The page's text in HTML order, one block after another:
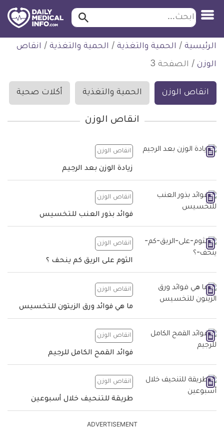
التخطي
للمحتوى
طبية
ابحث ابحث…
الرئيسية / الحمية والتغذية / الحمية والتغذية / انقاص
الوزن / الصفحة 3
انقاص الوزن الحمية والتغذية أكلات صحية
انقاص الوزن
انقاص الوزن
زيادة الوزن بعد الرجيم
انقاص الوزن
فوائد بذور العنب للتخسيس
انقاص الوزن
الثوم على الريق كم ينحف ؟
انقاص الوزن
ما هي فوائد ورق الزيتون للتخسيس
انقاص الوزن
فوائد القمح الكامل للرجيم
انقاص الوزن
طريقة للتنحيف خلال أسبوعين
ADVERTISEMENT